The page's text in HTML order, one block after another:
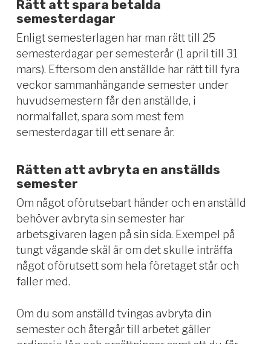
Rätt att spara betalda
semesterdagar
Enligt semesterlagen har man rätt till 25
semesterdagar per semesterår (1 april till 31
mars). Eftersom den anställde har rätt till fyra
veckor sammanhängande semester under
huvudsemestern får den anställde, i
normalfallet, spara som mest fem
semesterdagar till ett senare år.
Rätten att avbryta en anställds
semester
Om något oförutsebart händer och en anställd
behöver avbryta sin semester har
arbetsgivaren lagen på sin sida. Exempel på
tungt vägande skäl är om det skulle inträffa
något oförutsett som hela företaget står och
faller med.
Om du som anställd tvingas avbryta din
semester och återgår till arbetet gäller